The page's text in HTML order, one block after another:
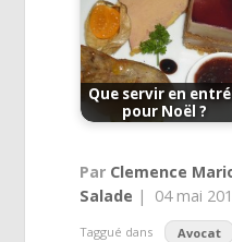
Que servir en
pour Noël ?
Par Clemence
Salade | 04 mai
Taggué dans Avocat